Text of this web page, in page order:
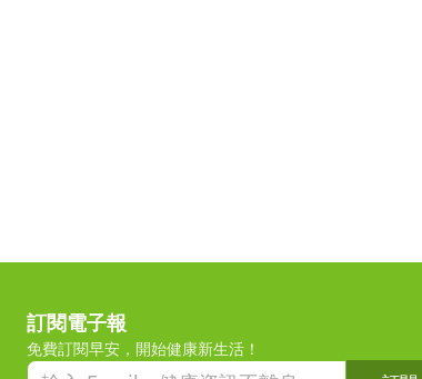
訂閱電子報
免費訂閱早安，開始健康新生活！